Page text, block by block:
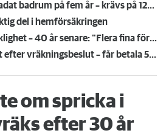
Anmälde inte vattenskadat badrum på fem år – krävs på 125 000 kronor
del i hemförsäkringen
Kompisdealen blev verklighet – 40 år senare: "Flera fina fördelar med att dela bostad"
Kvinna kapade lägenhet efter vräkningsbeslut – får betala 50 000
om spricka i
efter 30 år